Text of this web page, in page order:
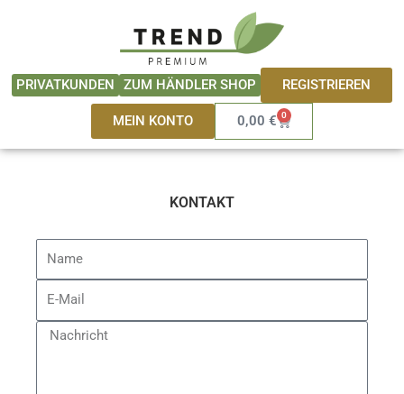
PRIVATKUNDEN ZUM HÄNDLER SHOP REGISTRIEREN
MEIN KONTO 0,00 € 0
Warenkorb
KONTAKT
Nachricht